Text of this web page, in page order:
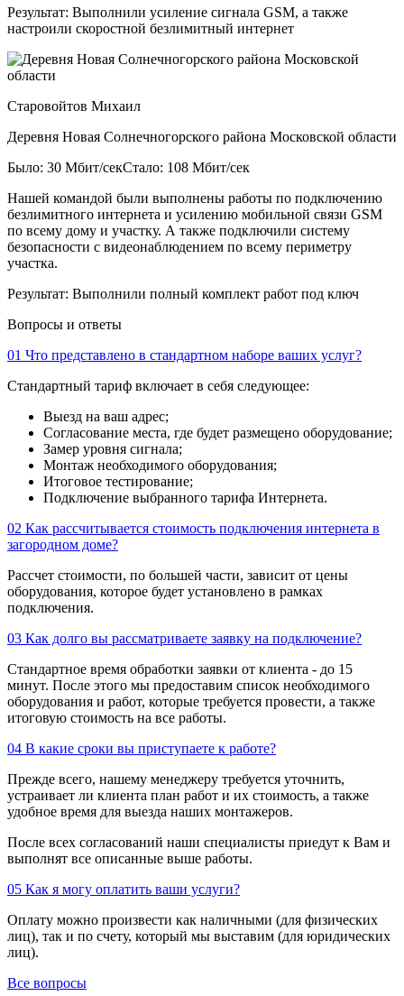
Результат: Выполнили усиление сигнала GSM, а также
настроили скоростной безлимитный интернет
Старовойтов Михаил
Деревня Новая Солнечногорского района Московской области
Было: 30 Мбит/секСтало: 108 Мбит/сек
Нашей командой были выполнены работы по подключению
безлимитного интернета и усилению мобильной связи GSM
по всему дому и участку. А также подключили систему
безопасности с видеонаблюдением по всему периметру
участка.
Результат: Выполнили полный комплект работ под ключ
Вопросы и ответы
01 Что представлено в стандартном наборе ваших услуг?
Стандартный тариф включает в себя следующее:
Выезд на ваш адрес;
Согласование места, где будет размещено оборудование;
Замер уровня сигнала;
Монтаж необходимого оборудования;
Итоговое тестирование;
Подключение выбранного тарифа Интернета.
02 Как рассчитывается стоимость подключения интернета в
загородном доме?
Рассчет стоимости, по большей части, зависит от цены
оборудования, которое будет установлено в рамках
подключения.
03 Как долго вы рассматриваете заявку на подключение?
Стандартное время обработки заявки от клиента - до 15
минут. После этого мы предоставим список необходимого
оборудования и работ, которые требуется провести, а также
итоговую стоимость на все работы.
04 В какие сроки вы приступаете к работе?
Прежде всего, нашему менеджеру требуется уточнить,
устраивает ли клиента план работ и их стоимость, а также
удобное время для выезда наших монтажеров.
После всех согласований наши специалисты приедут к Вам и
выполнят все описанные выше работы.
05 Как я могу оплатить ваши услуги?
Оплату можно произвести как наличными (для физических
лиц), так и по счету, который мы выставим (для юридических
лиц).
Все вопросы